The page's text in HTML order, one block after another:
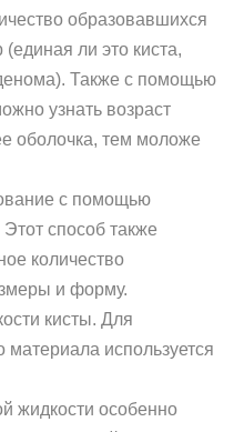
образовавшихся
(единая ли это киста,
Также с помощью
узнать возраст
оболочка, тем моложе
с помощью
способ также
количество
и форму.
кисты. Для
материала используется
жидкости особенно